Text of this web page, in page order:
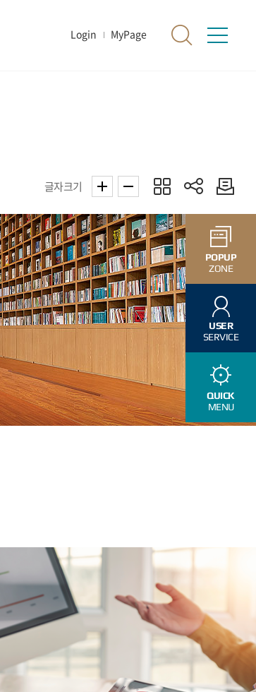
Login MyPage
글자크기
POPUP
ZONE
USER
SERVICE
QUICK
MENU